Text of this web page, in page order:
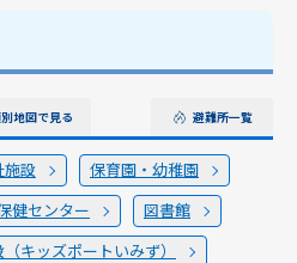
地図で見る 避難所一覧
施設
保育園・幼稚園
健センター
図書館
キッズポートいみず）